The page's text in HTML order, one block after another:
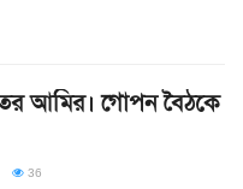
আমির। গোপন বৈঠকে
36